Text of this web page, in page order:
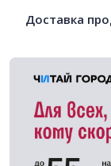
Доставка